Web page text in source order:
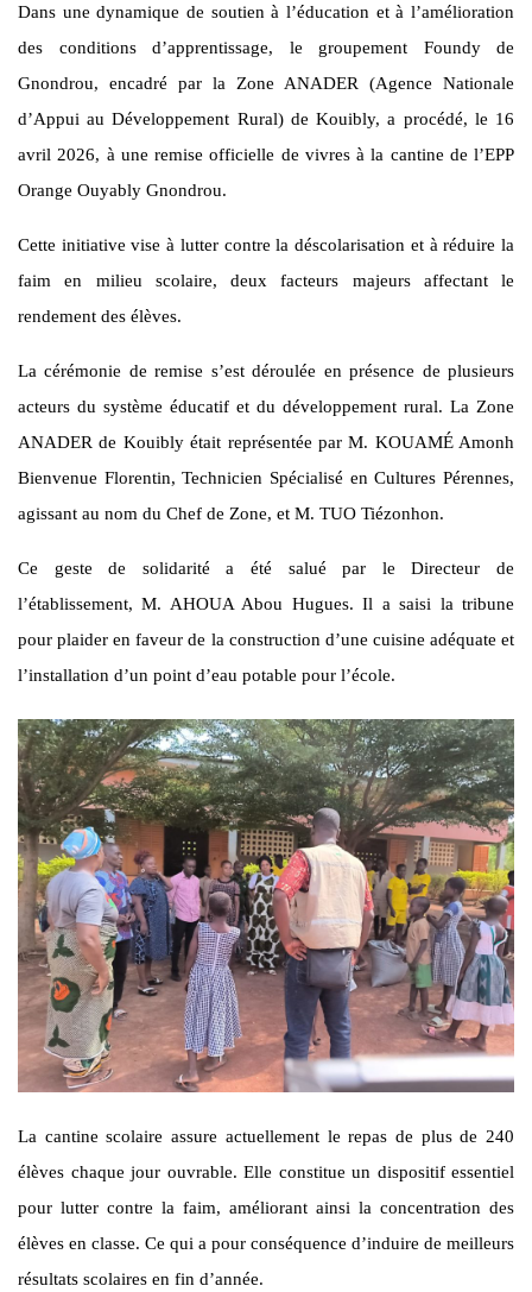
Dans une dynamique de soutien à l’éducation et à l’amélioration
des conditions d’apprentissage, le groupement Foundy de
Gnondrou, encadré par la Zone ANADER (Agence Nationale
d’Appui au Développement Rural) de Kouibly, a procédé, le 16
avril 2026, à une remise officielle de vivres à la cantine de l’EPP
Orange Ouyably Gnondrou.
Cette initiative vise à lutter contre la déscolarisation et à réduire la
faim en milieu scolaire, deux facteurs majeurs affectant le
rendement des élèves.
La cérémonie de remise s’est déroulée en présence de plusieurs
acteurs du système éducatif et du développement rural. La Zone
ANADER de Kouibly était représentée par M. KOUAMÉ Amonh
Bienvenue Florentin, Technicien Spécialisé en Cultures Pérennes,
agissant au nom du Chef de Zone, et M. TUO Tiézonhon.
Ce geste de solidarité a été salué par le Directeur de
l’établissement, M. AHOUA Abou Hugues. Il a saisi la tribune
pour plaider en faveur de la construction d’une cuisine adéquate et
l’installation d’un point d’eau potable pour l’école.
La cantine scolaire assure actuellement le repas de plus de 240
élèves chaque jour ouvrable. Elle constitue un dispositif essentiel
pour lutter contre la faim, améliorant ainsi la concentration des
élèves en classe. Ce qui a pour conséquence d’induire de meilleurs
résultats scolaires en fin d’année.